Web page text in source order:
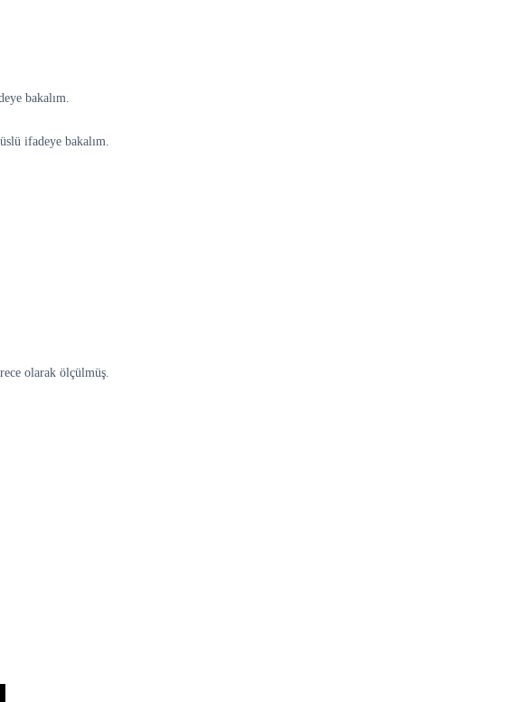
bakalım.
ifadeye bakalım.
olarak ölçülmüş.